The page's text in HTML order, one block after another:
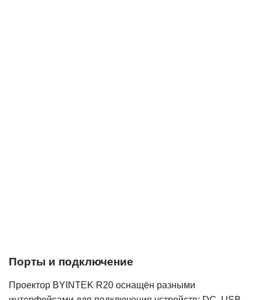
Порты и подключение
Проектор BYINTEK R20 оснащён разными